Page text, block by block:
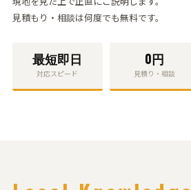
見積もり・相談は何度でも無料です。
最短即日
対応スピード
0円
見積り・相談